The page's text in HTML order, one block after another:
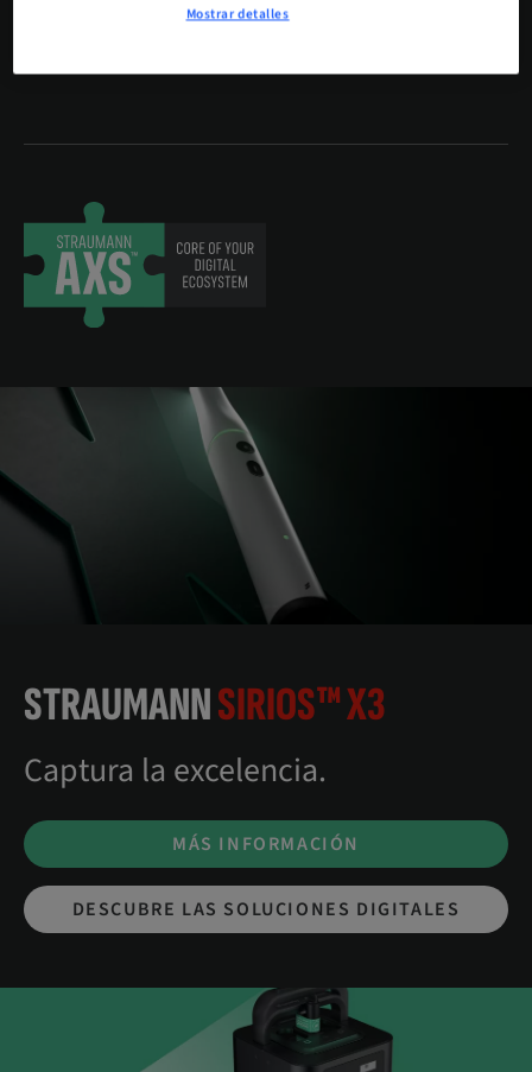
STRAUMANNSIRIOS™ X3
Captura la excelencia.
MÁS INFORMACIÓN
DESCUBRE LAS SOLUCIONES DIGITALES
Mostrar detalles